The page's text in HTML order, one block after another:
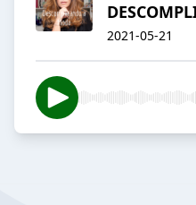
2021-05-21